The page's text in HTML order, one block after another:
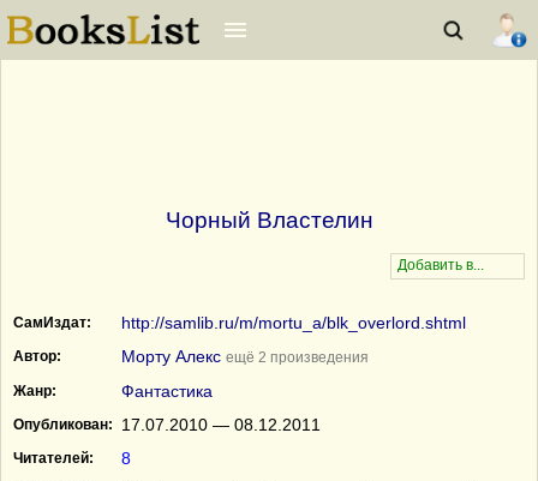
Чорный Властелин
СамИздат: http://samlib.ru/m/mortu_a/blk_overlord.shtml
Автор: Морту Алекс ещё 2 произведения
Жанр:
Фантастика
Опубликован: 17.07.2010 — 08.12.2011
Читателей: 8